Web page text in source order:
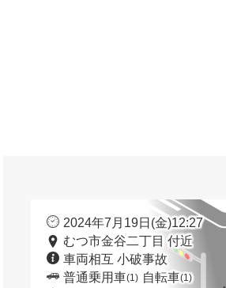
2024年7月19日(金)12:27
むつ市金谷二丁目 付近
車両相互 小破事故
普通乗用車(1) 自転車(1)